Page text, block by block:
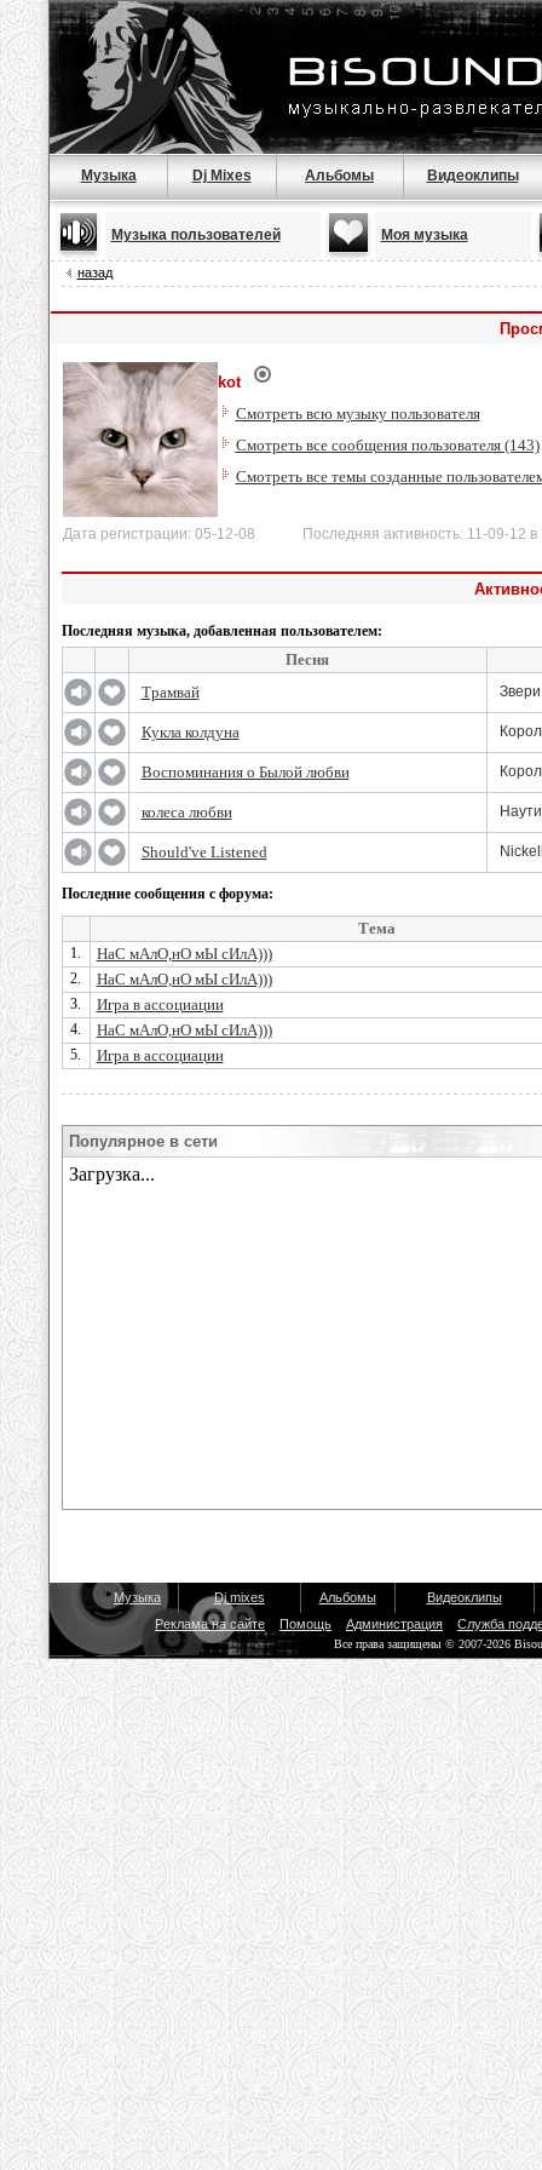
Музыка Dj Mixes Альбомы Видеоклипы
Музыка пользователей Моя музыка
назад
kot
Смотреть всю музыку пользователя
Смотреть все сообщения пользователя (143)
Смотреть все темы созданные
Дата регистрации: 05-12-08 Последняя активность: 11-09-12 в
Последняя музыка, добавленная пользователем:
Песня
Трамвай
Звери
Кукла колдуна
Воспоминания о Былой любви
колеса любви
Should've Listened
Последние сообщения с форума:
Тема
1. НаС мАлО,нО мЫ сИлА)))
2. НаС мАлО,нО мЫ сИлА)))
3. Игра в ассоциации
4. НаС мАлО,нО мЫ сИлА)))
5. Игра в ассоциации
Популярное в сети
Музыка Dj mixes Альбомы
Видеоклипы
Реклама на сайте
Помощь Администрация Служба
Все права защищены © 2007-2026